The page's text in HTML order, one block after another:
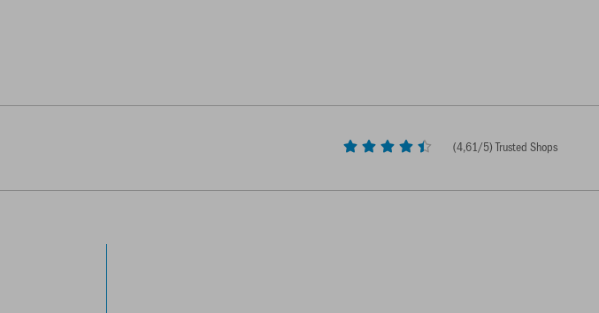
(4,61/5) Trusted Shops